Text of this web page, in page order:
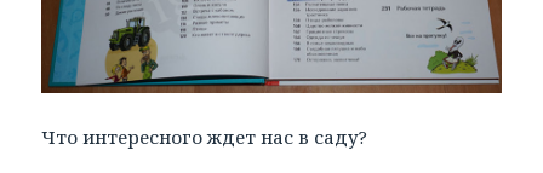
Что интересного ждет нас в саду?